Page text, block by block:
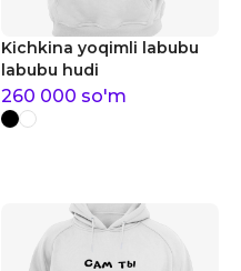
Kichkina yoqimli labubu
labubu hudi
260 000 so'm